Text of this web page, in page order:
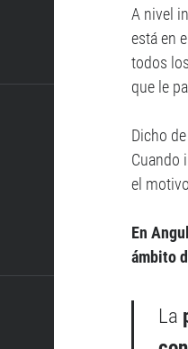
A nivel
está en
todos
que le
Dicho
Cuando
el
En
ámbito
La